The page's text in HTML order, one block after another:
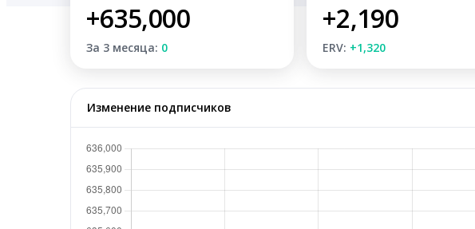
+635,000
За 3 месяца: 0
+2,190
ERV: +1,320
Изменение подписчиков